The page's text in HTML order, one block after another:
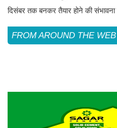
दिसंबर तक बनकर तैयार होने की संभावना
FROM AROUND THE WEB